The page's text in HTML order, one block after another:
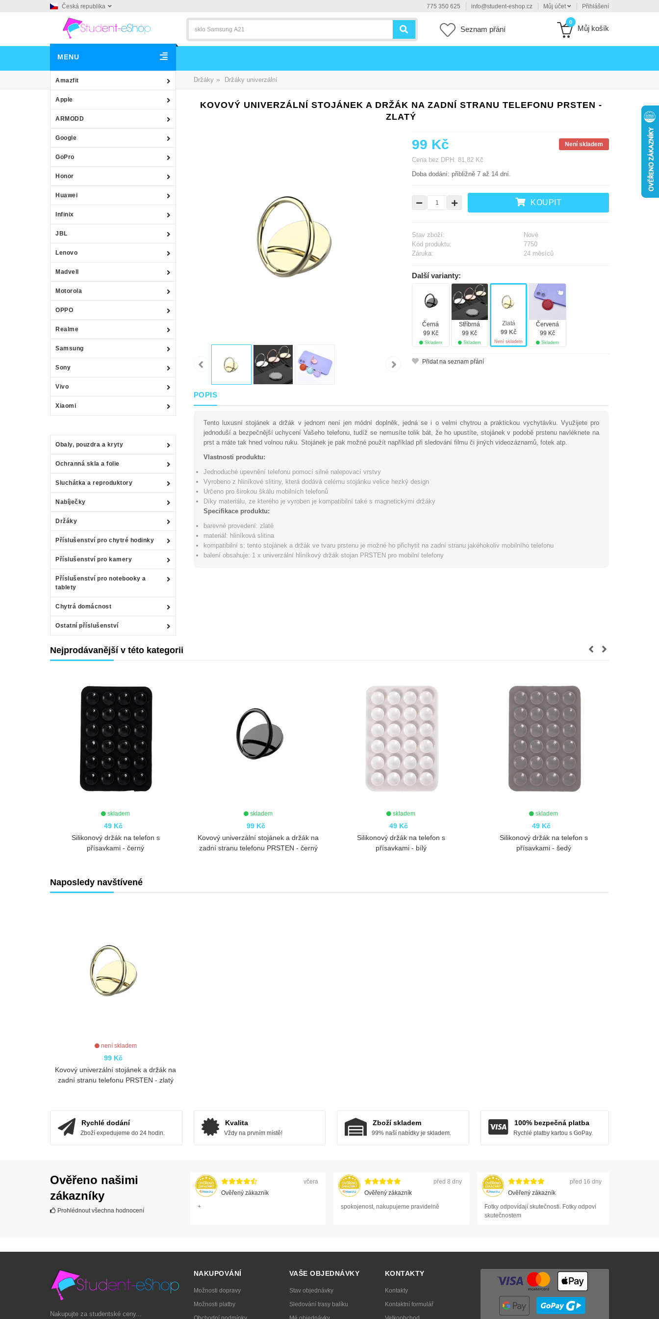
Česká republika 775 350 625 info@student-eshop.cz Můj účet Přihlášení
Seznam přání
0
Můj košík
MENU
Amazfit
Apple
ARMODD
Google
GoPro
Honor
Huawei
Infinix
JBL
Lenovo
Madvell
Motorola
OPPO
Realme
Samsung
Sony
Vivo
Xiaomi
Obaly, pouzdra a kryty
Ochranná skla a folie
Sluchátka a reproduktory
Nabíječky
Držáky
Příslušenství pro chytré hodinky
Příslušenství pro kamery
Příslušenství pro notebooky a
tablety
Chytrá domácnost
Ostatní příslušenství
Držáky » Držáky univerzální
KOVOVÝ UNIVERZÁLNÍ STOJÁNEK A DRŽÁK NA ZADNÍ STRANU TELEFONU PRSTEN -
ZLATÝ
99 Kč Není skladem
Cena bez DPH: 81,82 Kč
Doba dodání: přibližně 7 až 14 dní.
KOUPIT
Stav zboží:
Nové
Kód produktu:
7750
Záruka:
24 měsíců
Další varianty:
Černá
99 Kč
Skladem
Stříbrná
99 Kč
Skladem
Zlatá
99 Kč
Není skladem
Červená
99 Kč
Skladem
Přidat na seznam přání
POPIS
Tento luxusní stojánek a držák v jednom není jen módní doplněk, jedná se i o velmi chytrou a praktickou vychytávku. Využijete pro
jednoduší a bezpečnější uchycení Vašeho telefonu, tudíž se nemusíte tolik bát, že ho upustíte, stojánek v podobě prstenu navléknete na
prst a máte tak hned volnou ruku. Stojánek je pak možné použít například při sledování filmu či jiných videozáznamů, fotek atp.
Vlastnosti produktu:
Jednoduché upevnění telefonu pomocí silné nalepovací vrstvy
Vyrobeno z hliníkové slitiny, která dodává celému stojánku velice hezký design
Určeno pro širokou škálu mobilních telefonů
Díky materiálu, ze kterého je vyroben je kompatibilní také s magnetickými držáky
Specifikace produktu:
barevné provedení: zlaté
materiál: hliníková slitina
kompatibilní s: tento stojánek a držák ve tvaru prstenu je možné ho přichytit na zadní stranu jakéhokoliv mobilního telefonu
balení obsahuje: 1 x univerzální hliníkový držák stojan PRSTEN pro mobilní telefony
Nejprodávanější v této kategorii
Kovový univerzální stojánek a držák na
zadní stranu telefonu PRSTEN - černý
Silikonový držák na telefon s
přísavkami - bílý
Silikonový držák na telefon s
přísavkami - šedý
Magnetický držák na telefon k
notebooku - růžový
Naposledy navštívené
není skladem
99 Kč
Kovový univerzální stojánek a držák na
zadní stranu telefonu PRSTEN - zlatý
Rychlé dodání
Zboží expedujeme do 24 hodin.
Kvalita
Vždy na prvním místě!
Zboží skladem
99% naší nabídky je skladem.
100% bezpečná platba
Rychlé platby kartou s GoPay.
Ověřeno našimi
zákazníky
Prohlédnout všechna hodnocení
včera
Ověřený zákazník
+
před 8 dny
Ověřený zákazník
spokojenost, nakupujeme pravidelně
před 16 dny
Ověřený zákazník
Fotky odpovídají skutečnosti. Fotky odpoví
skutečnostem
Nakupujte za studentské ceny...
NAKUPOVÁNÍ
Možnosti dopravy
Možnosti platby
VAŠE OBJEDNÁVKY
Stav objednávky
Sledování trasy balíku
KONTAKTY
Kontakty
Kontaktní formulář